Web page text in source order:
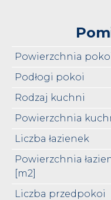
Powierzchnia
Podłogi pokoi
Rodzaj kuchni
Powierzchnia
Liczba łazienek
Powierzchnia
[m2]
Liczba przedpokoi